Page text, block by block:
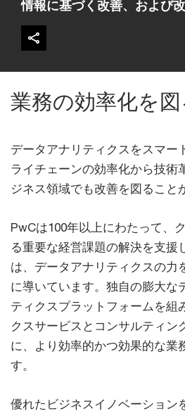
情報に基づく改善、および
業務の効率化を図
データアナリティクスをスマー
ライチェーンの効率化から技術
ジネス領域でも改善を図ること
PwCは100年以上にわたって、
る重要な経営課題の解決を支援
は、データアナリティクスの力
に導いています。独自の膨大な
ティクスプラットフォームを組
クスサービスとコンサルティン
に、より効率的かつ効果的な業
す。
優れたビジネスイノベーション